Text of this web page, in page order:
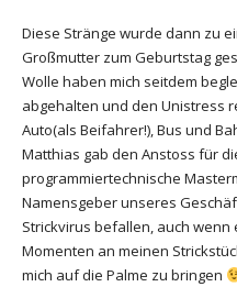
Diese Stränge wurde dann zu
Großmutter zum Geburtstag
Wolle haben mich seitdem
abgehalten und den Unistress
Auto(als Beifahrer!), Bus und
Matthias gab den Anstoss für
programmiertechnische
Namensgeber unseres
Strickvirus befallen, auch
Momenten an meinen
mich auf die Palme zu bringen